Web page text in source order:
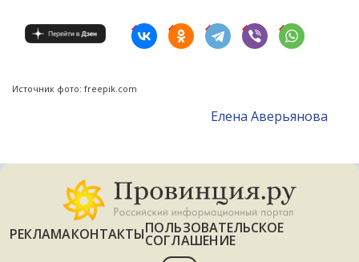
Источник фото: freepik.com
Елена Аверьянова
РЕКЛАМАКОНТАКТЫПОЛЬЗОВАТЕЛЬСКОЕ
СОГЛАШЕНИЕ